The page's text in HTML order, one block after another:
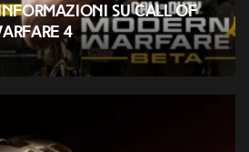
su Call of
4